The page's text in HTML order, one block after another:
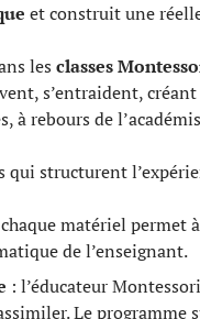
et construit une
les classes
s’entraident,
à rebours de
qui structurent
matériel permet à
de l’enseignant.
: l’éducateur
Le programme